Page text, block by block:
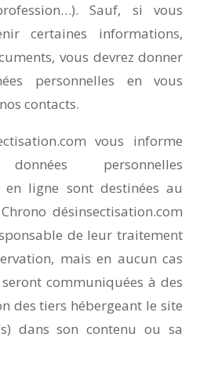
Sauf, si vous
certaines informations,
vous devrez donner
personnelles en vous
contacts.
vous informe
personnelles
en ligne sont destinées au
désinsectisation.com
de leur traitement
mais en aucun cas
communiquées à des
des tiers hébergeant le site
dans son contenu ou sa